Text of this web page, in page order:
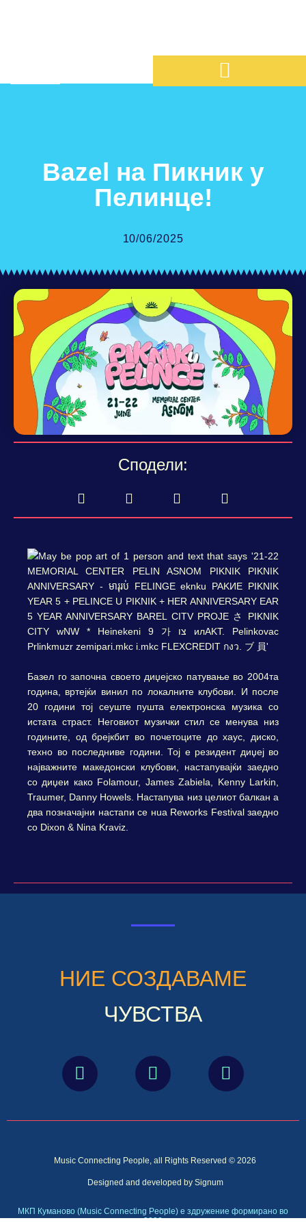
Bazel на Пикник у
Пелинце!
10/06/2025
Сподели:
Базел го започна своето диџејско патување во 2004та
година, вртејќи винил по локалните клубови. И после
20 години тој сеуште пушта електронска музика со
истата страст. Неговиот музички стил се менува низ
годините, од брејкбит во почетоците до хаус, диско,
техно во последниве години. Тој е резидент диџеј во
најважните македонски клубови, настапувајќи заедно
со диџеи како Folamour, James Zabiela, Kenny Larkin,
Traumer, Danny Howels. Настапува низ целиот балкан а
два позначајни настапи се нuа Reworks Festival заедно
со Dixon & Nina Kraviz.
НИЕ СОЗДАВАМЕ
ЧУВСТВА
Music Connecting People, all Rights Reserved © 2026
Designed and developed by Signum
МКП Куманово (Music Connecting People) е здружение формирано во
2022